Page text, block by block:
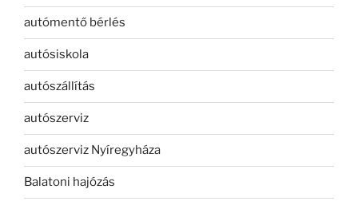
autómentő bérlés
autósiskola
autószállítás
autószerviz
autószerviz Nyíregyháza
Balatoni hajózás